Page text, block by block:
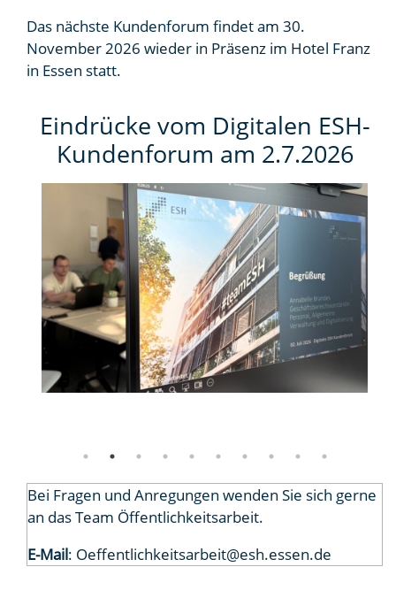
Das nächste Kundenforum findet am 30.
November 2026 wieder in Präsenz im Hotel Franz
in Essen statt.
Eindrücke vom Digitalen ESH-
Kundenforum am 2.7.2026
Bei Fragen und Anregungen wenden Sie sich gerne
an das Team Öffentlichkeitsarbeit.
E-Mail: Oeffentlichkeitsarbeit@esh.essen.de